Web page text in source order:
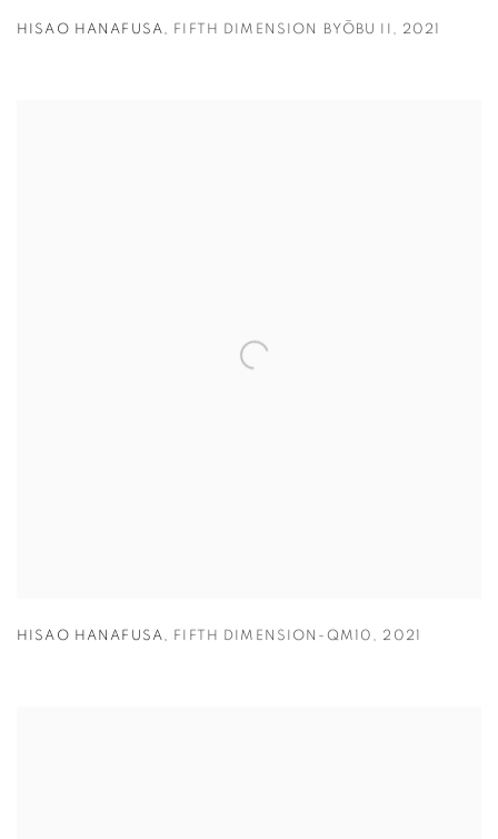
HISAO HANAFUSA, FIFTH DIMENSION BYŌBU II , 2021
HISAO HANAFUSA, FIFTH DIMENSION-QM10 , 2021